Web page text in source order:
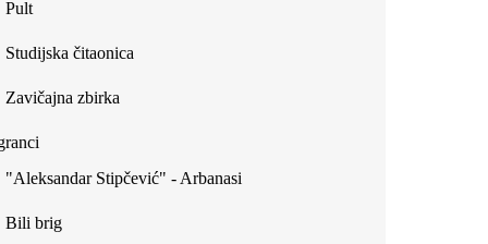
Pult
Studijska čitaonica
Zavičajna zbirka
"Aleksandar Stipčević" - Arbanasi
Bili brig